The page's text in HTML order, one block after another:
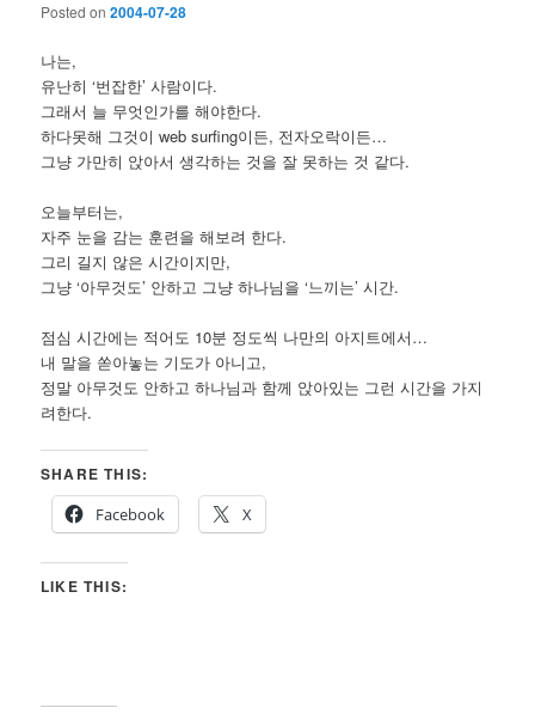
Posted on2004-07-28
나는,
유난히 ‘번잡한’ 사람이다.
그래서 늘 무엇인가를 해야한다.
하다못해 그것이 web surfing이든, 전자오락이든…
그냥 가만히 앉아서 생각하는 것을 잘 못하는 것 같다.
오늘부터는,
자주 눈을 감는 훈련을 해보려 한다.
그리 길지 않은 시간이지만,
그냥 ‘아무것도’ 안하고 그냥 하나님을 ‘느끼는’ 시간.
점심 시간에는 적어도 10분 정도씩 나만의 아지트에서…
내 말을 쏟아놓는 기도가 아니고,
정말 아무것도 안하고 하나님과 함께 앉아있는 그런 시간을 가지
려한다.
SHARE THIS:
Facebook
X
LIKE THIS: